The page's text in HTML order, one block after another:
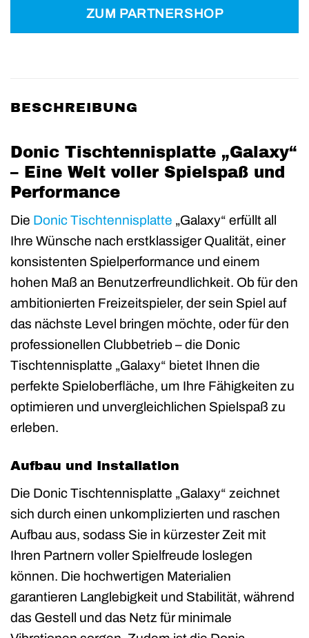
ZUM PARTNERSHOP
BESCHREIBUNG
Donic Tischtennisplatte „Galaxy“
– Eine Welt voller Spielspaß und
Performance
Die DonicTischtennisplatte „Galaxy“ erfüllt all
Ihre Wünsche nach erstklassiger Qualität, einer
konsistenten Spielperformance und einem
hohen Maß an Benutzerfreundlichkeit. Ob für den
ambitionierten Freizeitspieler, der sein Spiel auf
das nächste Level bringen möchte, oder für den
professionellen Clubbetrieb – die Donic
Tischtennisplatte „Galaxy“ bietet Ihnen die
perfekte Spieloberfläche, um Ihre Fähigkeiten zu
optimieren und unvergleichlichen Spielspaß zu
erleben.
Aufbau und Installation
Die Donic Tischtennisplatte „Galaxy“ zeichnet
sich durch einen unkomplizierten und raschen
Aufbau aus, sodass Sie in kürzester Zeit mit
Ihren Partnern voller Spielfreude loslegen
können. Die hochwertigen Materialien
garantieren Langlebigkeit und Stabilität, während
das Gestell und das Netz für minimale